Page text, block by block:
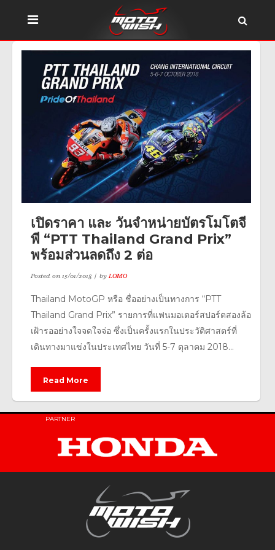
เปิดราคา และ วันจำหน่ายบัตรโมโตจี
พี “PTT Thailand Grand Prix”
พร้อมส่วนลดถึง 2 ต่อ
Posted on15/01/2018 byLOMO
Thailand MotoGP หรือ ชื่ออย่างเป็นทางการ “PTT
Thailand Grand Prix” รายการที่แฟนมอเตอร์สปอร์ตสองล้อ
เฝ้ารออย่างใจจดใจจ่อ ซึ่งเป็นครั้งแรกในประวัติศาสตร์ที่
เดินทางมาแข่งในประเทศไทย วันที่ 5-7 ตุลาคม 2018...
Read More
PARTNER